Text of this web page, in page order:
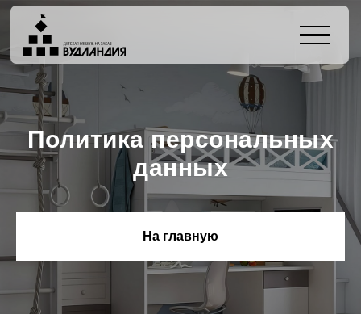
Политика персональных
данных
На главную